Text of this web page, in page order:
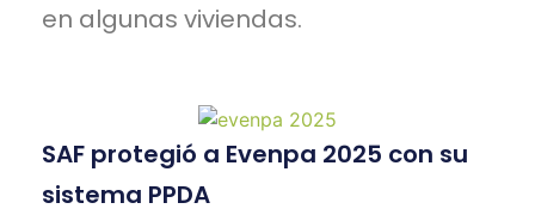
en algunas viviendas.
SAF protegió a Evenpa 2025 con su
sistema PPDA